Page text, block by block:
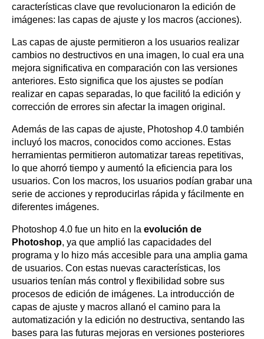
características clave que revolucionaron la edición de
imágenes: las capas de ajuste y los macros (acciones).
Las capas de ajuste permitieron a los usuarios realizar
cambios no destructivos en una imagen, lo cual era una
mejora significativa en comparación con las versiones
anteriores. Esto significa que los ajustes se podían
realizar en capas separadas, lo que facilitó la edición y
corrección de errores sin afectar la imagen original.
Además de las capas de ajuste, Photoshop 4.0 también
incluyó los macros, conocidos como acciones. Estas
herramientas permitieron automatizar tareas repetitivas,
lo que ahorró tiempo y aumentó la eficiencia para los
usuarios. Con los macros, los usuarios podían grabar una
serie de acciones y reproducirlas rápida y fácilmente en
diferentes imágenes.
Photoshop 4.0 fue un hito en la evolución de
Photoshop, ya que amplió las capacidades del
programa y lo hizo más accesible para una amplia gama
de usuarios. Con estas nuevas características, los
usuarios tenían más control y flexibilidad sobre sus
procesos de edición de imágenes. La introducción de
capas de ajuste y macros allanó el camino para la
automatización y la edición no destructiva, sentando las
bases para las futuras mejoras en versiones posteriores